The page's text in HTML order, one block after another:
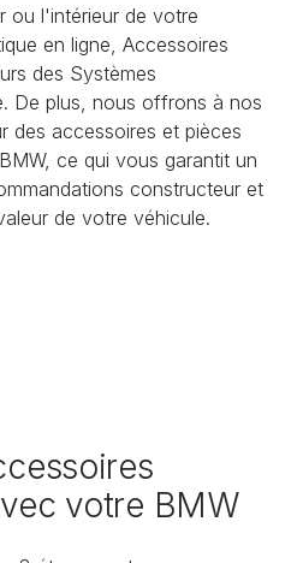
ou l'intérieur de votre
en ligne, Accessoires
des Systèmes
De plus, nous offrons à nos
des accessoires et pièces
ce qui vous garantit un
constructeur et
de votre véhicule.
votre BMW